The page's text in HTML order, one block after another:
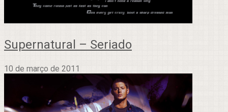
Supernatural – Seriado
10 de março de 2011